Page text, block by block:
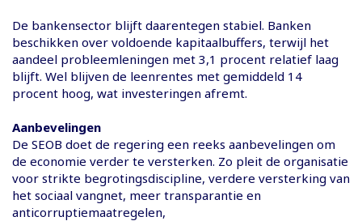
De bankensector blijft daarentegen stabiel. Banken
beschikken over voldoende kapitaalbuffers, terwijl het
aandeel probleemleningen met 3,1 procent relatief laag
blijft. Wel blijven de leenrentes met gemiddeld 14
procent hoog, wat investeringen afremt.
Aanbevelingen
De SEOB doet de regering een reeks aanbevelingen om
de economie verder te versterken. Zo pleit de organisatie
voor strikte begrotingsdiscipline, verdere versterking van
het sociaal vangnet, meer transparantie en
anticorruptiemaatregelen,